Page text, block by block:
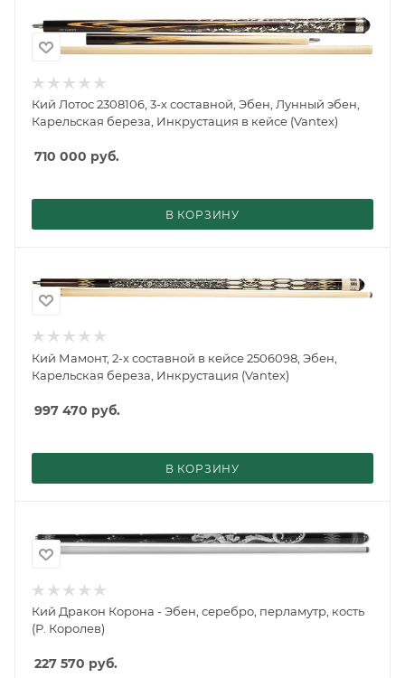
Кий Лотос 2308106, 3-х составной, Эбен, Лунный эбен,
Карельская береза, Инкрустация в кейсе (Vantex)
710 000 руб.
В КОРЗИНУ
Кий Мамонт, 2-х составной в кейсе 2506098, Эбен,
Карельская береза, Инкрустация (Vantex)
997 470 руб.
В КОРЗИНУ
Кий Дракон Корона - Эбен, серебро, перламутр, кость
(Р. Королев)
227 570 руб.